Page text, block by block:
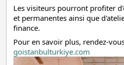
Les visiteurs pourront profiter
et permanentes ainsi que
finance.
Pour en savoir plus, rendez-
goistanbulturkiye.com